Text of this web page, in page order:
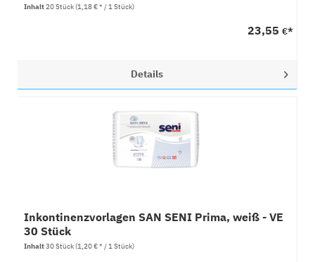
Inhalt20 Stück(1,18 € * / 1 Stück)
23,55 €*
Details
Inkontinenzvorlagen SAN SENI Prima, weiß - VE
30 Stück
Inhalt30 Stück(1,20 € * / 1 Stück)